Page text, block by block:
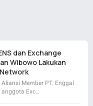
dan Exchange
Wibowo Lakukan
Member PT. Enggal
anggota Exc…